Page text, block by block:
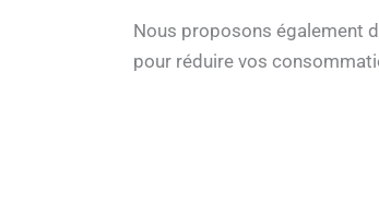
Nous proposons également
pour réduire vos